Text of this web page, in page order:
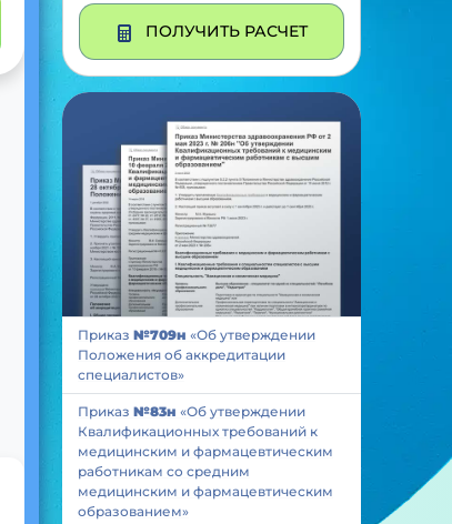
ПОЛУЧИТЬ РАСЧЕТ
Приказ №709н «Об утверждении
Положения об аккредитации
специалистов»
Приказ №83н «Об утверждении
Квалификационных требований к
медицинским и фармацевтическим
работникам со средним
медицинским и фармацевтическим
образованием»